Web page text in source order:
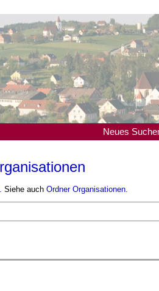
Neues
Siehe auch Ordner Organisationen.